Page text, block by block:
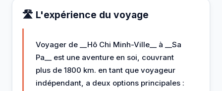
🛣️ L'expérience du voyage
Voyager de __Hô Chi Minh-Ville__ à __Sa
Pa__ est une aventure en soi, couvrant
plus de 1800 km. en tant que voyageur
indépendant, a deux options principales :